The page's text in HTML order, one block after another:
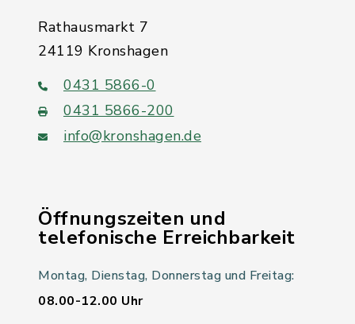
Rathausmarkt 7
24119 Kronshagen
0431 5866-0
0431 5866-200
info@kronshagen.de
Öffnungszeiten und
telefonische Erreichbarkeit
Montag, Dienstag, Donnerstag und Freitag:
08.00-12.00 Uhr